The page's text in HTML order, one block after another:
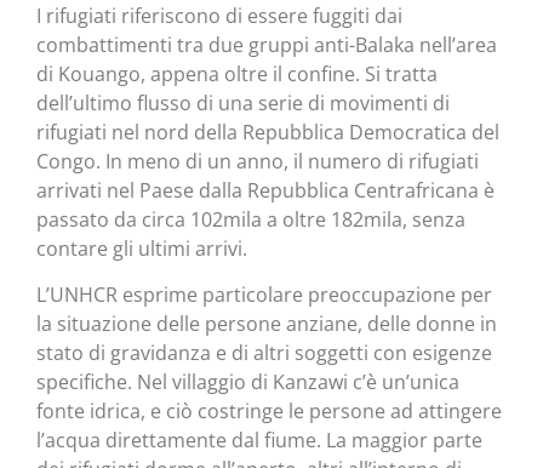
I rifugiati riferiscono di essere fuggiti dai
combattimenti tra due gruppi anti-Balaka nell’area
di Kouango, appena oltre il confine. Si tratta
dell’ultimo flusso di una serie di movimenti di
rifugiati nel nord della Repubblica Democratica del
Congo. In meno di un anno, il numero di rifugiati
arrivati nel Paese dalla Repubblica Centrafricana è
passato da circa 102mila a oltre 182mila, senza
contare gli ultimi arrivi.
L’UNHCR esprime particolare preoccupazione per
la situazione delle persone anziane, delle donne in
stato di gravidanza e di altri soggetti con esigenze
specifiche. Nel villaggio di Kanzawi c’è un’unica
fonte idrica, e ciò costringe le persone ad attingere
l’acqua direttamente dal fiume. La maggior parte